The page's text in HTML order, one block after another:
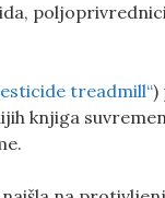
treadmill“)
knjiga